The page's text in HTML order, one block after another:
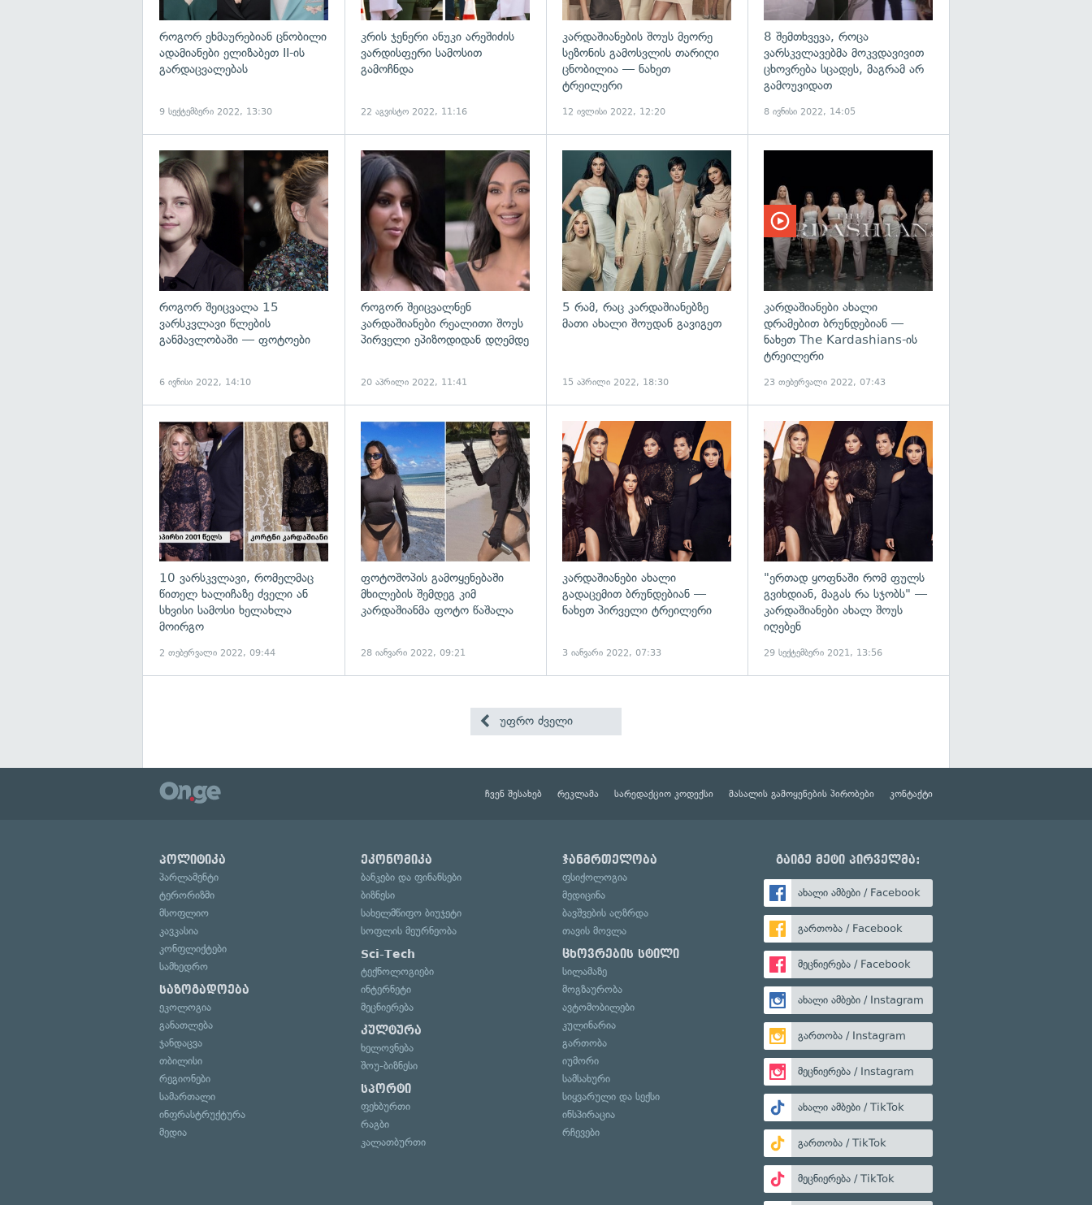
როგორ ეხმაურებიან ცნობილი
ადამიანები ელიზაბეთ II-ის
გარდაცვალებას
9 სექტემბერი 2022, 13:30
კრის ჯენერი ანუკი არეშიძის
ვარდისფერი სამოსით
გამოჩნდა
22 აგვისტო 2022, 11:16
კარდაშიანების შოუს მეორე
სეზონის გამოსვლის თარიღი
ცნობილია — ნახეთ
ტრეილერი
12 ივლისი 2022, 12:20
8 შემთხვევა, როცა
ვარსკვლავებმა მოკვდავივით
ცხოვრება სცადეს, მაგრამ არ
გამოუვიდათ
8 ივნისი 2022, 14:05
როგორ შეიცვალა 15
ვარსკვლავი წლების
განმავლობაში — ფოტოები
6 ივნისი 2022, 14:10
როგორ შეიცვალნენ
კარდაშიანები რეალითი შოუს
პირველი ეპიზოდიდან დღემდე
20 აპრილი 2022, 11:41
5 რამ, რაც კარდაშიანებზე
მათი ახალი შოუდან გავიგეთ
15 აპრილი 2022, 18:30
კარდაშიანები ახალი
დრამებით ბრუნდებიან —
ნახეთ The Kardashians-ის
ტრეილერი
23 თებერვალი 2022, 07:43
10 ვარსკვლავი, რომელმაც
წითელ ხალიჩაზე ძველი ან
სხვისი სამოსი ხელახლა
მოირგო
2 თებერვალი 2022, 09:44
გადახედვა
ფოტოშოპის გამოყენებაში
მხილების შემდეგ კიმ
კარდაშიანმა ფოტო წაშალა
28 იანვარი 2022, 09:21
გადახედვა
კარდაშიანები ახალი
გადაცემით ბრუნდებიან —
ნახეთ პირველი ტრეილერი
3 იანვარი 2022, 07:33
"ერთად ყოფნაში რომ ფულს
გვიხდიან, მაგას რა სჯობს" —
კარდაშიანები ახალ შოუს
იღებენ
29 სექტემბერი 2021, 13:56
უფრო ძველი
ჩვენ შესახებ რეკლამა სარედაქციო კოდექსი მასალის გამოყენების პირობები კონტაქტი
პოლიტიკა
პარლამენტი
ტერორიზმი
მსოფლიო
კავკასია
კონფლიქტები
სამხედრო
საზოგადოება
ეკოლოგია
განათლება
ჯანდაცვა
თბილისი
რეგიონები
სამართალი
ინფრასტრუქტურა
მედია
ეკონომიკა
ბანკები და ფინანსები
ბიზნესი
სახელმწიფო ბიუჯეტი
სოფლის მეურნეობა
Sci-Tech
ტექნოლოგიები
ინტერნეტი
მეცნიერება
კულტურა
ხელოვნება
შოუ-ბიზნესი
სპორტი
ფეხბურთი
რაგბი
კალათბურთი
ჯანმრთელობა
ფსიქოლოგია
მედიცინა
ბავშვების აღზრდა
თავის მოვლა
ცხოვრების სტილი
სილამაზე
მოგზაურობა
ავტომობილები
კულინარია
გართობა
იუმორი
სამსახური
სიყვარული და სექსი
ინსპირაცია
რჩევები
გაიგე მეტი პირველმა:
ახალი ამბები / Facebook
გართობა / Facebook
მეცნიერება / Facebook
ახალი ამბები / Instagram
გართობა / Instagram
მეცნიერება / Instagram
ახალი ამბები / TikTok
გართობა / TikTok
მეცნიერება / TikTok